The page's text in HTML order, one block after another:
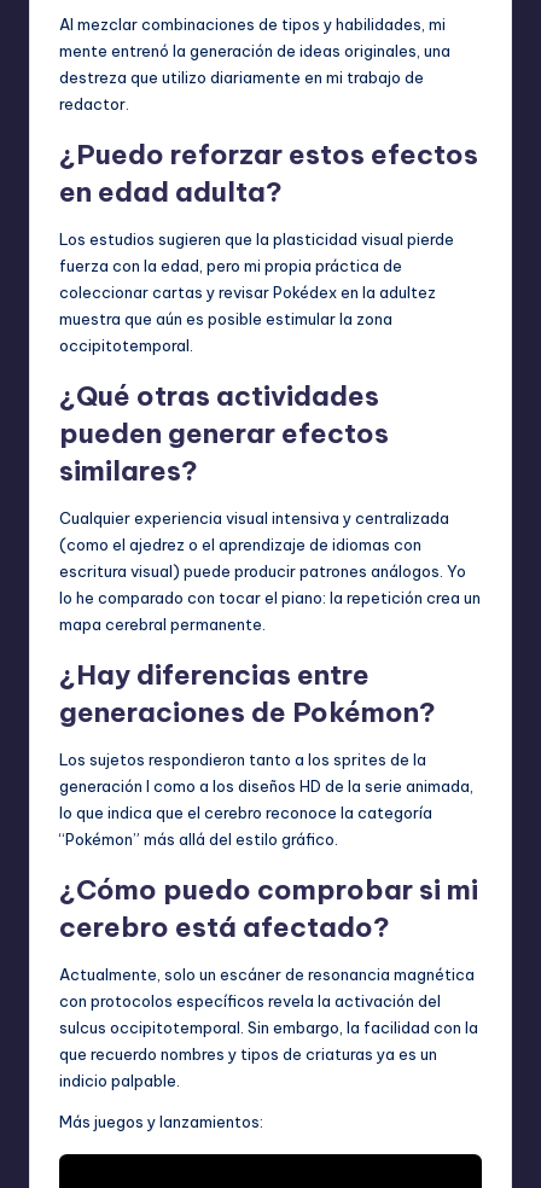
Al mezclar combinaciones de tipos y habilidades, mi
mente entrenó la generación de ideas originales, una
destreza que utilizo diariamente en mi trabajo de
redactor.
¿Puedo reforzar estos efectos
en edad adulta?
Los estudios sugieren que la plasticidad visual pierde
fuerza con la edad, pero mi propia práctica de
coleccionar cartas y revisar Pokédex en la adultez
muestra que aún es posible estimular la zona
occipitotemporal.
¿Qué otras actividades
pueden generar efectos
similares?
Cualquier experiencia visual intensiva y centralizada
(como el ajedrez o el aprendizaje de idiomas con
escritura visual) puede producir patrones análogos. Yo
lo he comparado con tocar el piano: la repetición crea un
mapa cerebral permanente.
¿Hay diferencias entre
generaciones de Pokémon?
Los sujetos respondieron tanto a los sprites de la
generación I como a los diseños HD de la serie animada,
lo que indica que el cerebro reconoce la categoría
“Pokémon” más allá del estilo gráfico.
¿Cómo puedo comprobar si mi
cerebro está afectado?
Actualmente, solo un escáner de resonancia magnética
con protocolos específicos revela la activación del
sulcus occipitotemporal. Sin embargo, la facilidad con la
que recuerdo nombres y tipos de criaturas ya es un
indicio palpable.
Más juegos y lanzamientos: